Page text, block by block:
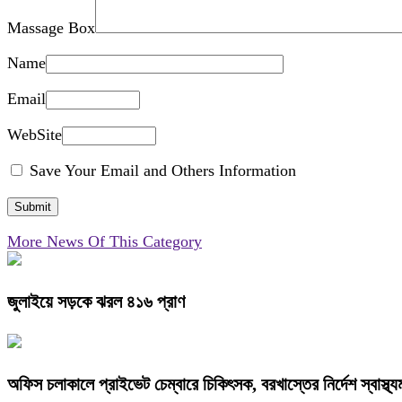
Massage Box
Name
Email
WebSite
Save Your Email and Others Information
More News Of This Category
জুলাইয়ে সড়কে ঝরল ৪১৬ প্রাণ
অফিস চলাকালে প্রাইভেট চেম্বারে চিকিৎসক, বরখাস্তের নির্দেশ